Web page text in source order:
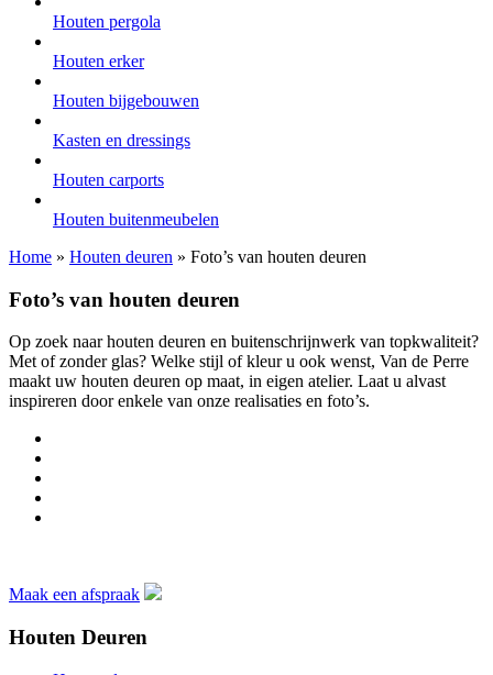
Houten pergola
Houten erker
Houten bijgebouwen
Kasten en dressings
Houten carports
Houten buitenmeubelen
Home » Houten deuren » Foto’s van houten deuren
Foto’s van houten deuren
Op zoek naar houten deuren en buitenschrijnwerk van topkwaliteit?
Met of zonder glas? Welke stijl of kleur u ook wenst, Van de Perre
maakt uw houten deuren op maat, in eigen atelier. Laat u alvast
inspireren door enkele van onze realisaties en foto’s.
Maak een afspraak
Houten Deuren